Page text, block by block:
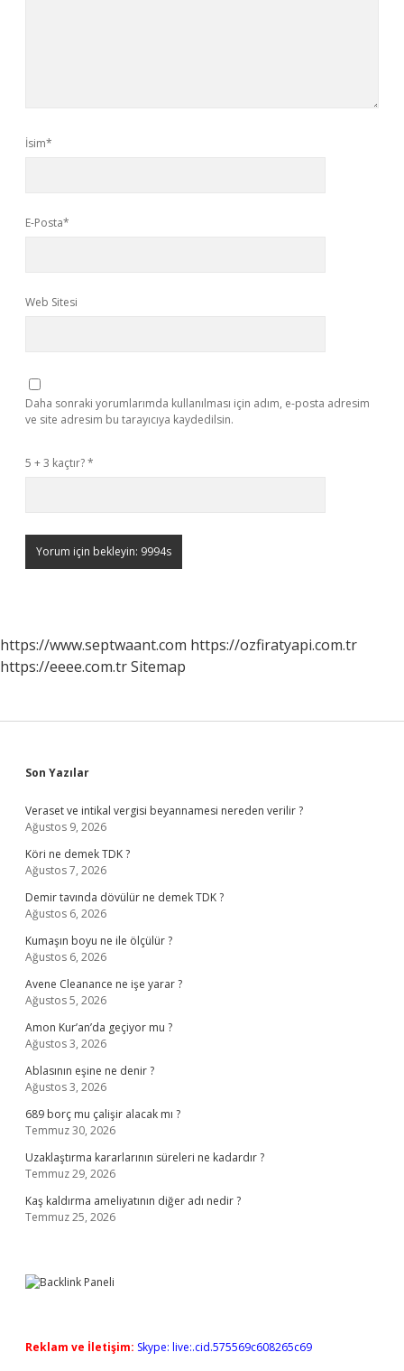
İsim*
E-Posta*
Web Sitesi
Daha sonraki yorumlarımda kullanılması için adım, e-posta adresim
ve site adresim bu tarayıcıya kaydedilsin.
5 + 3 kaçtır?*
https://www.septwaant.com https://ozfiratyapi.com.tr
https://eeee.com.trSitemap
Sidebar
Son Yazılar
Veraset ve intikal vergisi beyannamesi nereden verilir ?
Ağustos 9, 2026
Köri ne demek TDK ?
Ağustos 7, 2026
Demir tavında dövülür ne demek TDK ?
Ağustos 6, 2026
Kumaşın boyu ne ile ölçülür ?
Ağustos 6, 2026
Avene Cleanance ne işe yarar ?
Ağustos 5, 2026
Amon Kur’an’da geçiyor mu ?
Ağustos 3, 2026
Ablasının eşine ne denir ?
Ağustos 3, 2026
689 borç mu çalişir alacak mı ?
Temmuz 30, 2026
Uzaklaştırma kararlarının süreleri ne kadardır ?
Temmuz 29, 2026
Kaş kaldırma ameliyatının diğer adı nedir ?
Temmuz 25, 2026
Reklam ve İletişim: Skype: live:.cid.575569c608265c69